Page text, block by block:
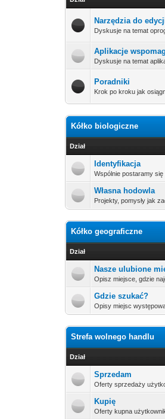
Narzędzia do
Dyskusje na temat
Aplikacje
Dyskusje na temat
Poradniki
Krok po kroku jak
Kółko biologiczne
Dział
Identyfikacja
Wspólnie postaramy się
Własna hodowla
Projekty, pomysły jak
Kółko geograficzne
Dział
Nasze ulubione
Opisz miejsce, gdzie
Gdzie szukać?
Opisy miejsc
Strefa wolnego handlu
Dział
Sprzedam
Oferty sprzedaży
Kupię
Oferty kupna